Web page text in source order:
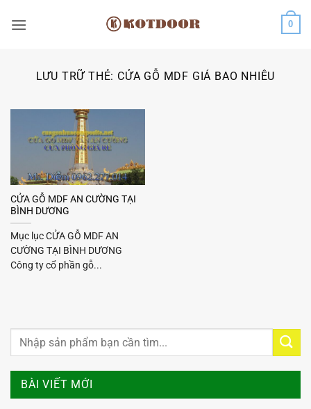
qua
0
LƯU TRỮ THẺ: CỬA GỖ MDF GIÁ BAO NHIÊU
BÀI VIẾT MỚI
CỬA GỖ MDF AN CƯỜNG TẠI
BÌNH DƯƠNG
Mục lục CỬA GỖ MDF AN
CƯỜNG TẠI BÌNH DƯƠNG
Công ty cổ phần gỗ...